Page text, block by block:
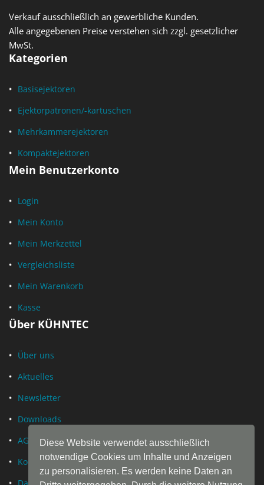
Diese Website verwendet ausschließlich
notwendige Cookies um Inhalte und Anzeigen
zu personalisieren. Es werden keine Daten an
Verkauf ausschließlich an gewerbliche Kunden.
Alle angegebenen Preise verstehen sich zzgl. gesetzlicher
MwSt.
Kategorien
Basisejektoren
Ejektorpatronen/-kartuschen
Mehrkammerejektoren
Kompaktejektoren
Mein Benutzerkonto
Login
Mein Konto
Mein Merkzettel
Vergleichsliste
Mein Warenkorb
Kasse
Über KÜHNTEC
Über uns
Aktuelles
Newsletter
Downloads
AGB
Kontakt